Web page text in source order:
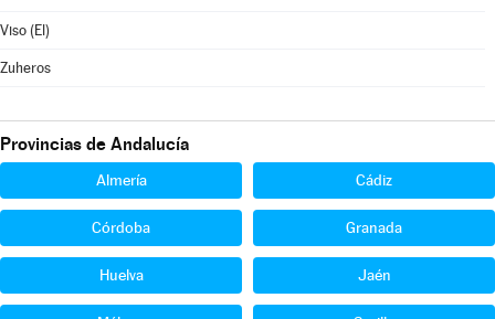
Viso (El)
Zuheros
Provincias de Andalucía
Almería Cádiz
Córdoba Granada
Huelva Jaén